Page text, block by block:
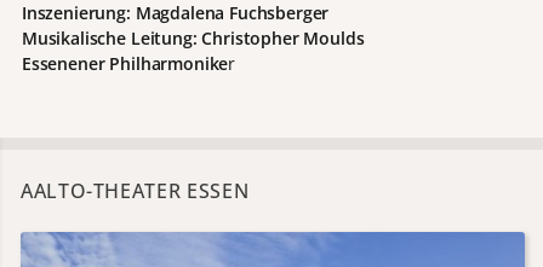
Inszenierung: Magdalena Fuchsberger
Musikalische Leitung: Christopher Moulds
Essenener Philharmoniker
AALTO-THEATER ESSEN